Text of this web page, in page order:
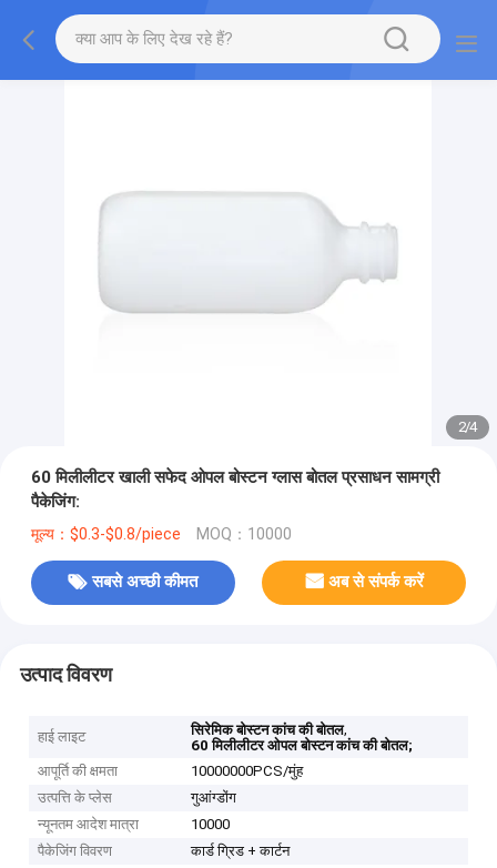
2/4
60 मिलीलीटर खाली सफेद ओपल बोस्टन ग्लास बोतल प्रसाधन सामग्री
पैकेजिंग:
मूल्य：$0.3-$0.8/piece MOQ：10000
सबसे अच्छी कीमत अब से संपर्क करें
उत्पाद विवरण
हाई लाइट सिरेमिक बोस्टन कांच की बोतल,
60 मिलीलीटर ओपल बोस्टन कांच की बोतल;
आपूर्ति की क्षमता
10000000PCS/मुंह
उत्पत्ति के प्लेस
गुआंग्डोंग
न्यूनतम आदेश मात्रा
10000
पैकेजिंग विवरण
कार्ड ग्रिड + कार्टन